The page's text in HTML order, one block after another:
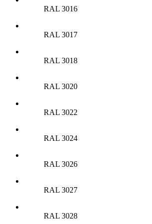
RAL 3016
RAL 3017
RAL 3018
RAL 3020
RAL 3022
RAL 3024
RAL 3026
RAL 3027
RAL 3028